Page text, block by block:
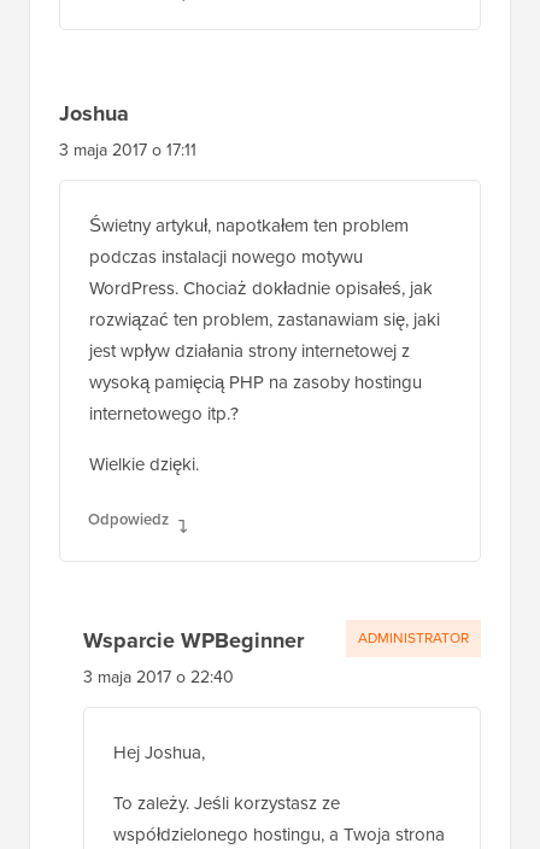
Joshua
3 maja 2017 o 17:11
Świetny artykuł, napotkałem ten problem
podczas instalacji nowego motywu
WordPress. Chociaż dokładnie opisałeś, jak
rozwiązać ten problem, zastanawiam się, jaki
jest wpływ działania strony internetowej z
wysoką pamięcią PHP na zasoby hostingu
internetowego itp.?
Wielkie dzięki.
Odpowiedz
Wsparcie WPBeginner
3 maja 2017 o 22:40
Hej Joshua,
To zależy. Jeśli korzystasz ze
współdzielonego hostingu, a Twoja strona
ADMINISTRATOR